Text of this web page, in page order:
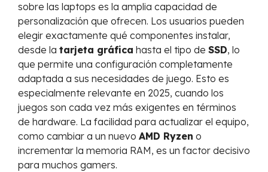
sobre las laptops es la amplia capacidad de
personalización que ofrecen. Los usuarios pueden
elegir exactamente qué componentes instalar,
desde la tarjeta gráfica hasta el tipo de SSD, lo
que permite una configuración completamente
adaptada a sus necesidades de juego. Esto es
especialmente relevante en 2025, cuando los
juegos son cada vez más exigentes en términos
de hardware. La facilidad para actualizar el equipo,
como cambiar a un nuevo AMD Ryzen o
incrementar la memoria RAM, es un factor decisivo
para muchos gamers.